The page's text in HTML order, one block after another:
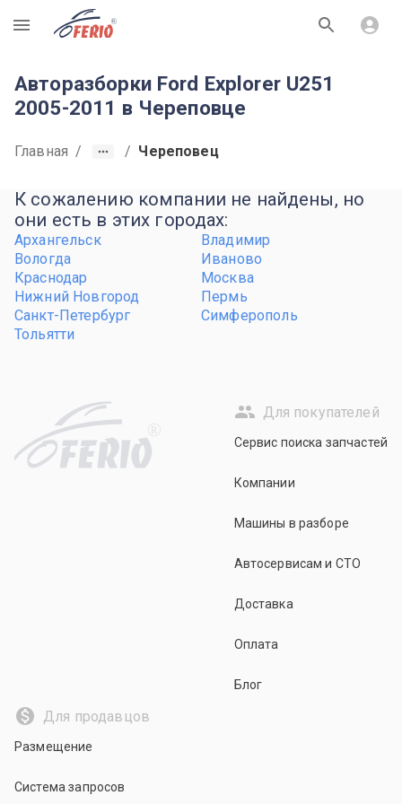
R
Авторазборки Ford Explorer U251
2005-2011 в Череповце
Главная / / Череповец
К сожалению компании не найдены, но
они есть в этих городах:
Архангельск
Владимир
Вологда
Иваново
Краснодар
Москва
Нижний Новгород
Пермь
Санкт-Петербург
Симферополь
Тольятти
R
Для покупателей
Сервис поиска запчастей
Компании
Машины в разборе
Автосервисам и СТО
Доставка
Оплата
Блог
Для продавцов
Размещение
Система запросов